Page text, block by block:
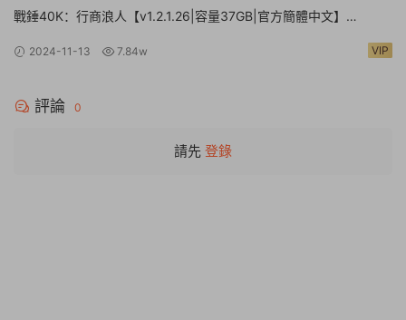
戰錘40K：行商浪人【v1.2.1.26|容量37GB|官方簡體中文】
2024-11-13 7.84w VIP
評論 0
請先 登錄